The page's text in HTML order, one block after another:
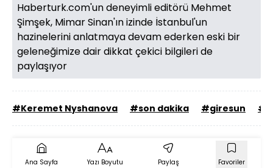
Haberturk.com'un deneyimli editörü Mehmet
Şimşek, Mimar Sinan'ın izinde İstanbul'un
hazinelerini anlatmaya devam ederken eski bir
geleneğimize dair dikkat çekici bilgileri de
paylaşıyor
#Keremet Nyshanova #son dakika #giresun
Ana Sayfa Yazı Boyutu Paylaş Favoriler